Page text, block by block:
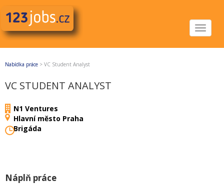
Toggle
Nabídka práce > VC Student Analyst
VC STUDENT ANALYST
N1 Ventures
Hlavní město Praha
Brigáda
Náplň práce